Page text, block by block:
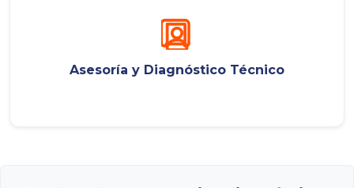
Asesoría y Diagnóstico Técnico